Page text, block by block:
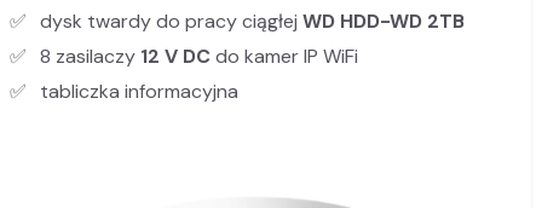
dysk twardy do pracy ciągłej WD HDD-WD 2TB
8 zasilaczy 12 V DCdo kamer IP WiFi
tabliczka informacyjna